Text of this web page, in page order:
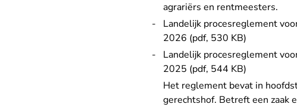
agrariërs en rentmeesters.
Landelijk procesreglement
2026 (pdf, 530 KB)
Landelijk procesreglement
2025 (pdf, 544 KB)
Het reglement bevat in
gerechtshof. Betreft een zaak